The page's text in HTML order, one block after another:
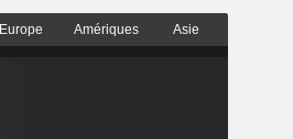
Europe Amériques Asie